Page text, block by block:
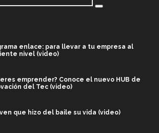
enlace: para llevar a tu empresa al
nivel (video)
emprender? Conoce el nuevo HUB de
del Tec (video)
que hizo del baile su vida (video)